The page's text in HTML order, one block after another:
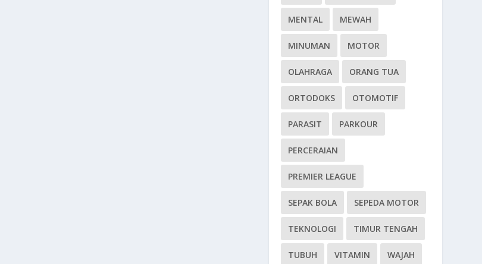
MENTAL MEWAH
MINUMAN MOTOR
OLAHRAGA ORANG TUA
ORTODOKS OTOMOTIF
PARASIT PARKOUR
PERCERAIAN
PREMIER LEAGUE
SEPAK BOLA SEPEDA MOTOR
TEKNOLOGI TIMUR TENGAH
TUBUH VITAMIN WAJAH